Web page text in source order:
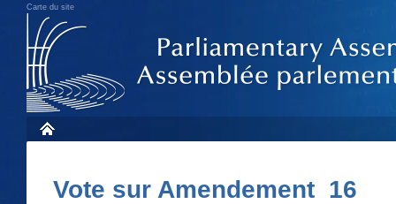
Carte du site
Vote sur Amendement 16